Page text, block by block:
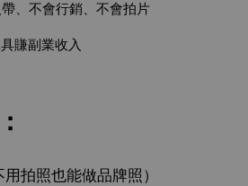
、不會行銷、不會拍片
賺副業收入
拍照也能做品牌照）